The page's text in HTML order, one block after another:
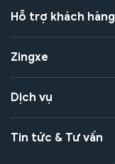
Hỗ trợ khách hàng
Zingxe
Dịch vụ
Tin tức & Tư vấn